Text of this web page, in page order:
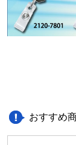
おすすめ